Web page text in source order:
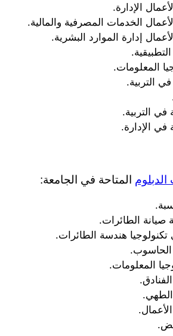
الإدارة.
الخدمات المصرفية والمالية.
إدارة الموارد البشرية.
المعلومات.
التربية.
في التربية.
في الإدارة.
المتاحة في الجامعة:
الطائرات.
هندسة الطائرات.
المعلومات.